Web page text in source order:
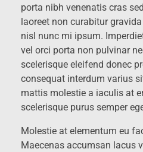
porta nibh venenatis cras
laoreet non curabitur
nisl nunc mi ipsum.
vel orci porta non pulvinar
scelerisque eleifend donec
consequat interdum varius
mattis molestie a iaculis at
scelerisque purus semper
Molestie at elementum eu
Maecenas accumsan lacus